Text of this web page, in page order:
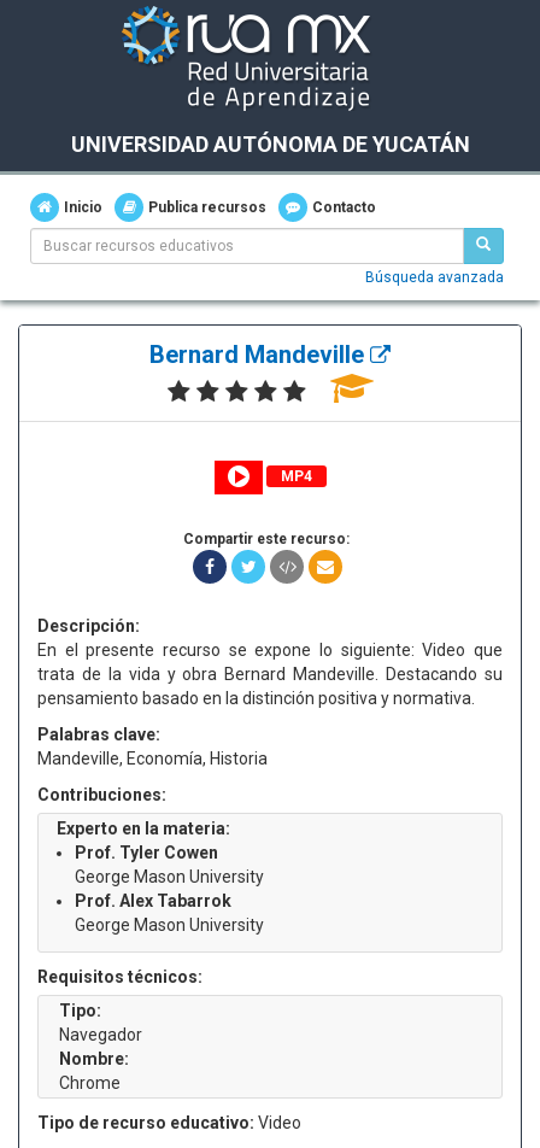
UNIVERSIDAD AUTÓNOMA DE YUCATÁN
Inicio Publica recursos Contacto
Búsqueda avanzada
Bernard Mandeville
MP4
Compartir este recurso:
Descripción:
En el presente recurso se expone lo siguiente: Video que
trata de la vida y obra Bernard Mandeville. Destacando su
pensamiento basado en la distinción positiva y normativa.
Palabras clave:
Mandeville, Economía, Historia
Contribuciones:
Experto en la materia:
Prof. Tyler Cowen
George Mason University
Prof. Alex Tabarrok
George Mason University
Requisitos técnicos:
Tipo:
Navegador
Nombre:
Chrome
Tipo de recurso educativo: Video